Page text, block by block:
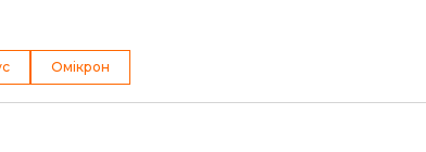
Омікрон